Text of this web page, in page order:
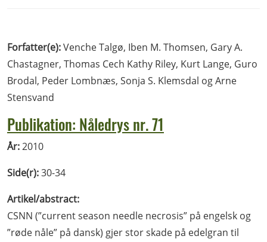
Forfatter(e):Venche Talgø, Iben M. Thomsen, Gary A.
Chastagner, Thomas Cech Kathy Riley, Kurt Lange, Guro
Brodal, Peder Lombnæs, Sonja S. Klemsdal og Arne
Stensvand
Publikation: Nåledrys nr. 71
År:2010
Side(r):30-34
Artikel/abstract:
CSNN (”current season needle necrosis” på engelsk og
”røde nåle” på dansk) gjer stor skade på edelgran til